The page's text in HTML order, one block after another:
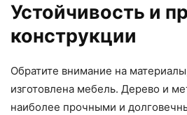
Устойчивость и
конструкции
Обратите внимание на
изготовлена мебель. Дерево и
наиболее прочными и